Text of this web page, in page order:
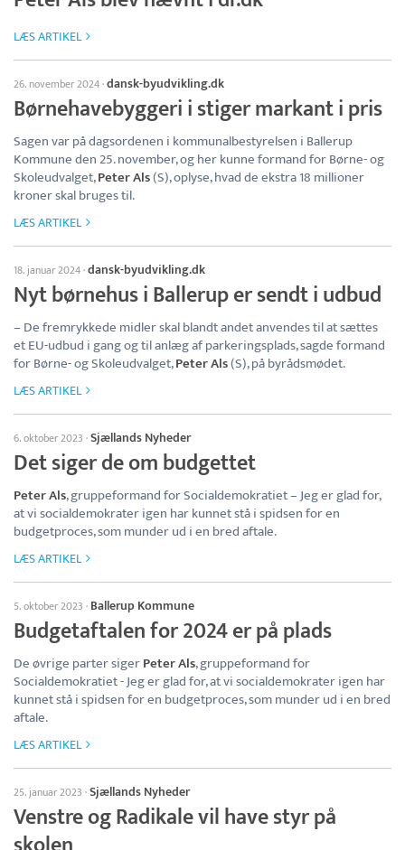
LÆS ARTIKEL
26. november 2024·dansk-byudvikling.dk
Børnehavebyggeri i stiger markant i pris
Sagen var på dagsordenen i kommunalbestyrelsen i Ballerup
Kommune den 25. november, og her kunne formand for Børne- og
Skoleudvalget,Peter Als(S), oplyse, hvad de ekstra 18 millioner
kroner skal bruges til.
LÆS ARTIKEL
18. januar 2024·dansk-byudvikling.dk
Nyt børnehus i Ballerup er sendt i udbud
– De fremrykkede midler skal blandt andet anvendes til at sættes
et EU-udbud i gang og til anlæg af parkeringsplads, sagde formand
for Børne- og Skoleudvalget,Peter Als(S), på byrådsmødet.
LÆS ARTIKEL
6. oktober 2023 ·Sjællands Nyheder
Det siger de om budgettet
Peter Als, gruppeformand for Socialdemokratiet – Jeg er glad for,
at vi socialdemokrater igen har kunnet stå i spidsen for en
budgetproces, som munder ud i en bred aftale.
LÆS ARTIKEL
5. oktober 2023 · Ballerup Kommune
Budgetaftalen for 2024 er på plads
De øvrige parter sigerPeter Als, gruppeformand for
Socialdemokratiet - Jeg er glad for, at vi socialdemokrater igen har
kunnet stå i spidsen for en budgetproces, som munder ud i en bred
aftale.
LÆS ARTIKEL
25. januar 2023 ·Sjællands Nyheder
Venstre og Radikale vil have styr på